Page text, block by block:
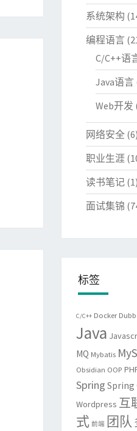
系统架构
编程语言
C/C++语
Java语言
Web开发
网络安全(6)
职业生涯
读书笔记(1)
面试集锦
标签
C/C++ Docker
Java
MQ Mybatis
Obsidian OOP
Spring Spring
Wordpress 互
式 前端 团队